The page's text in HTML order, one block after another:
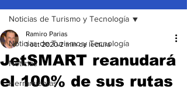
Noticias de Turismo y Tecnología
Noticias
Herramientas
Noticias de Turismo y Tecnología
JetSMART reanudará
el 100% de sus rutas
Ramiro Parias
1 oct 2020 2 min de lectura